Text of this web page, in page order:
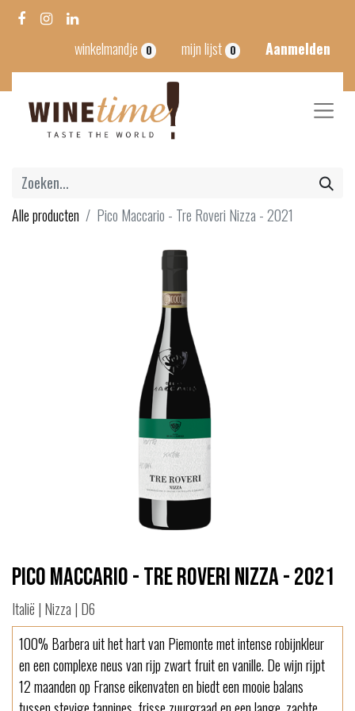
winkelmandje 0 mijn lijst 0 Aanmelden
Alle producten Pico Maccario - Tre Roveri Nizza - 2021
Pico Maccario - Tre Roveri Nizza - 2021
Italië | Nizza | D6
100% Barbera uit het hart van Piemonte met intense robijnkleur
en een complexe neus van rijp zwart fruit en vanille. De wijn rijpt
12 maanden op Franse eikenvaten en biedt een mooie balans